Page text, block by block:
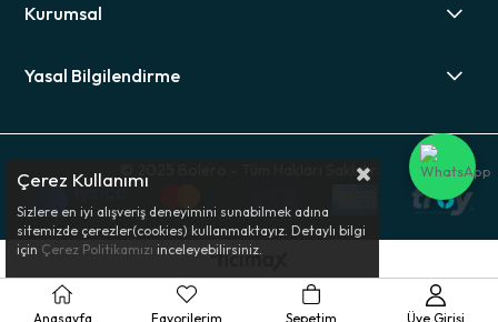
Kurumsal
Yasal Bilgilendirme
© 2025 Bolero - Tüm Hakları Saklıdır.
Çerez Kullanımı
Sizlere en iyi alışveriş deneyimini sunabilmek adına
sitemizde çerezler(cookies) kullanmaktayız. Detaylı bilgi
için Çerez Politikamızı inceleyebilirsiniz.
Anasayfa Favorilerim Sepetim Üye Girişi